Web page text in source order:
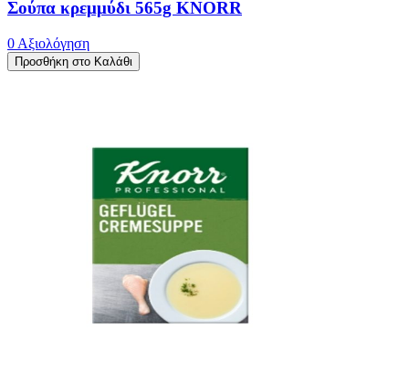
Σούπα κρεμμύδι 565g KNORR
0 Αξιολόγηση
Προσθήκη στο Καλάθι